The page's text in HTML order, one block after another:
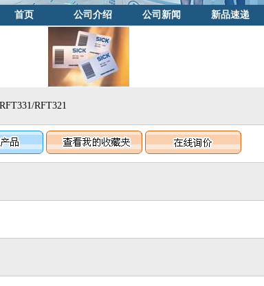
首页 公司介绍 公司新闻 新品速递
RFT321